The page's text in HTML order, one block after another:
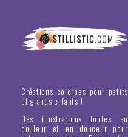
Créations colorées pour petits
et grands enfants !
Des illustrations toutes en
couleur et en douceur pour